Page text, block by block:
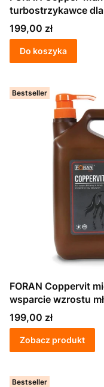
turbostrzykawce
Cena
199,00 zł
Do koszyka
Bestseller
FORAN Coppervit
wsparcie wzrostu
Cena
199,00 zł
Zobacz produkt
Bestseller